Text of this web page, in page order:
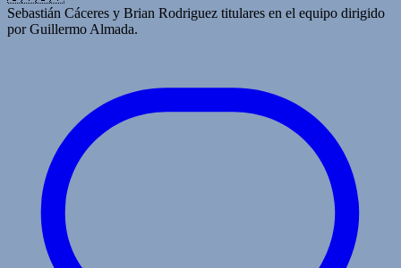
Sebastián Cáceres y Brian Rodriguez titulares en el equipo dirigido
por Guillermo Almada.